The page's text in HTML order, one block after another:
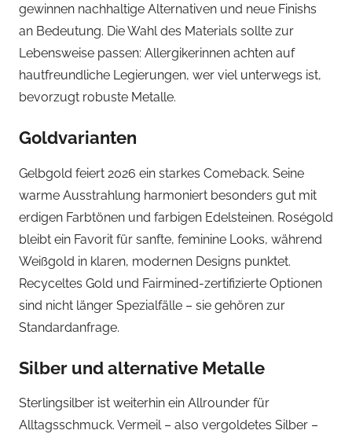
gewinnen nachhaltige Alternativen und neue Finishs
an Bedeutung. Die Wahl des Materials sollte zur
Lebensweise passen: Allergikerinnen achten auf
hautfreundliche Legierungen, wer viel unterwegs ist,
bevorzugt robuste Metalle.
Goldvarianten
Gelbgold feiert 2026 ein starkes Comeback. Seine
warme Ausstrahlung harmoniert besonders gut mit
erdigen Farbtönen und farbigen Edelsteinen. Roségold
bleibt ein Favorit für sanfte, feminine Looks, während
Weißgold in klaren, modernen Designs punktet.
Recyceltes Gold und Fairmined-zertifizierte Optionen
sind nicht länger Spezialfälle – sie gehören zur
Standardanfrage.
Silber und alternative Metalle
Sterlingsilber ist weiterhin ein Allrounder für
Alltagsschmuck. Vermeil – also vergoldetes Silber –